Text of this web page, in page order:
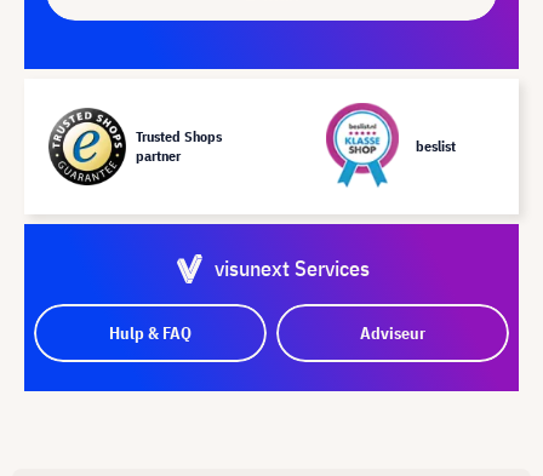
Trusted Shops
partner
beslist
visunext Services
Hulp & FAQ Adviseur